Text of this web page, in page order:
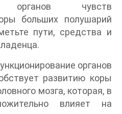
органов чувств
больших полушарий
пути, средства и
органов
развитию коры
мозга, которая, в
влияет на